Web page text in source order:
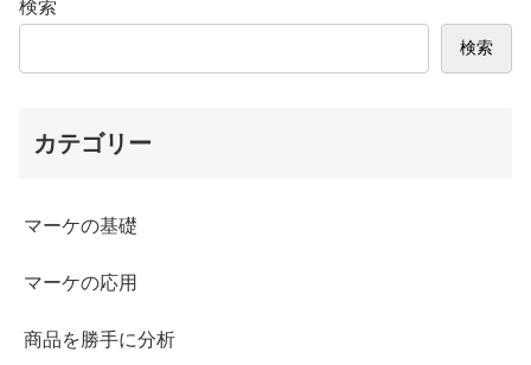
検索
検索
カテゴリー
マーケの基礎
マーケの応用
商品を勝手に分析